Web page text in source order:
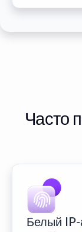
Часто
Белый